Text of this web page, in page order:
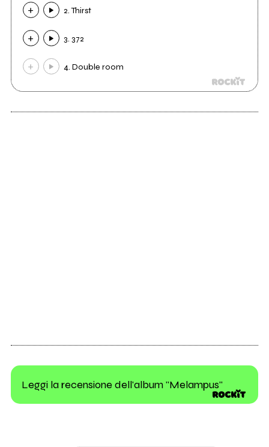
2. Thirst
3. 372
4. Double room
Leggi la recensione dell'album "Melampus"